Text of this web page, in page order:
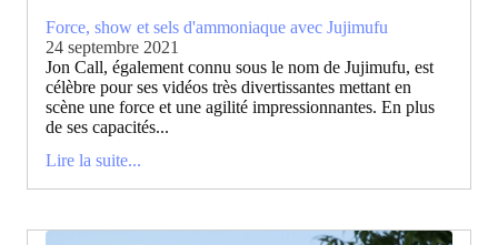
Force, show et sels d'ammoniaque avec Jujimufu
24 septembre 2021
Jon Call, également connu sous le nom de Jujimufu, est
célèbre pour ses vidéos très divertissantes mettant en
scène une force et une agilité impressionnantes. En plus
de ses capacités...
Lire la suite...